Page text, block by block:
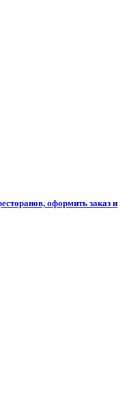
оформить заказ и